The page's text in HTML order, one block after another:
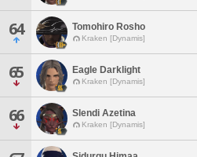
64 Tomohiro Rosho
Kraken [Dynamis]
65 Eagle Darklight
Kraken [Dynamis]
66 Slendi Azetina
Kraken [Dynamis]